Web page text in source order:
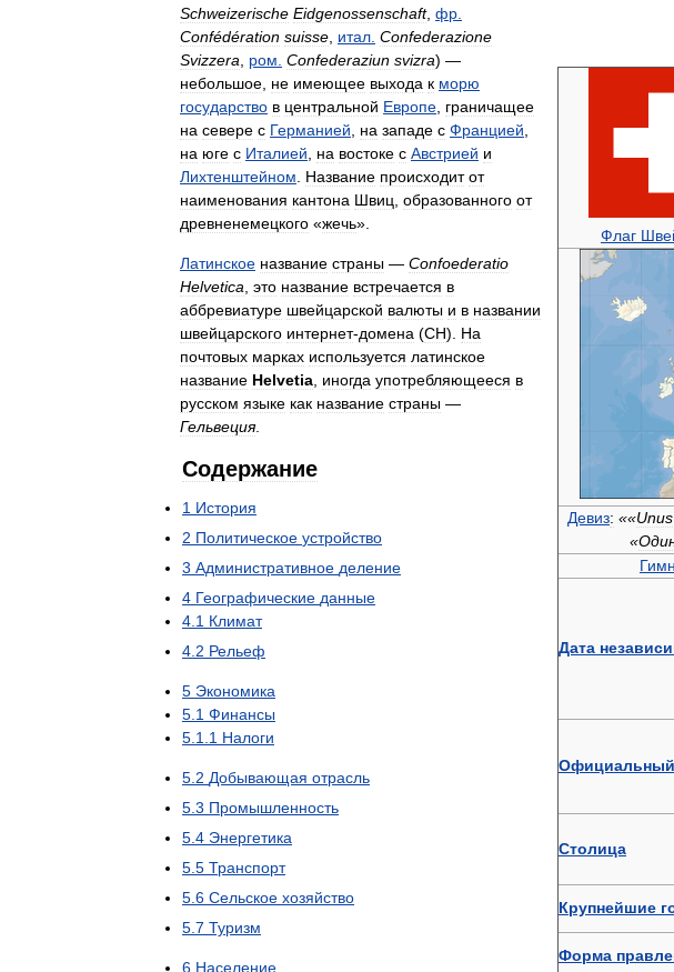
Флаг
Девиз: ««Unus
«
Гимн
Дата
Официальный
Столица
Крупнейшие
Форма
Schweizerische Eidgenossenschaft, фр
Confédération suisse итал Confederazione
Svizzera
ром Confederaziun svizra) —
небольшое не имеющее выхода к морю
государство в центральной Европе граничащее
на севере с Германией на западе с Францией
на юге с Италией на востоке с Австрией и
Лихтенштейном
Название происходит от
наименования кантона Швиц образованного от
древненемецкого «жечь».
Латинское название страны — Confoederatio
Helvetica это название встречается в
аббревиатуре швейцарской валюты и в названии
швейцарского интернет-домена (CH). На
почтовых марках используется латинское
название Helvetia иногда употребляющееся в
русском языке как название страны —
Гельвеция.
Содержание
1 История
2 Политическое устройство
3 Административное деление
4 Географические данные
4 1 Климат
4 2 Рельеф
5 Экономика
5 1 Финансы
5 1 1 Налоги
5 2 Добывающая отрасль
5 3 Промышленность
5 4 Энергетика
5 5 Транспорт
5 6 Сельское хозяйство
5 7 Туризм
6 Население